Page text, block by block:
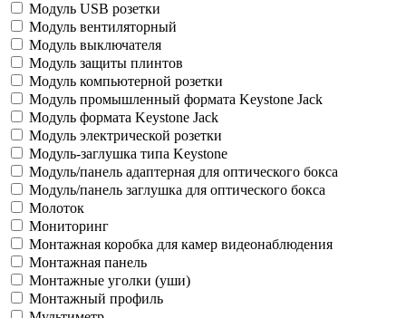
Модуль USB розетки
Модуль вентиляторный
Модуль выключателя
Модуль защиты плинтов
Модуль компьютерной розетки
Модуль промышленный формата Keystone Jack
Модуль формата Keystone Jack
Модуль электрической розетки
Модуль-заглушка типа Keystone
Модуль/панель адаптерная для оптического бокса
Модуль/панель заглушка для оптического бокса
Молоток
Мониторинг
Монтажная коробка для камер видеонаблюдения
Монтажная панель
Монтажные уголки (уши)
Монтажный профиль